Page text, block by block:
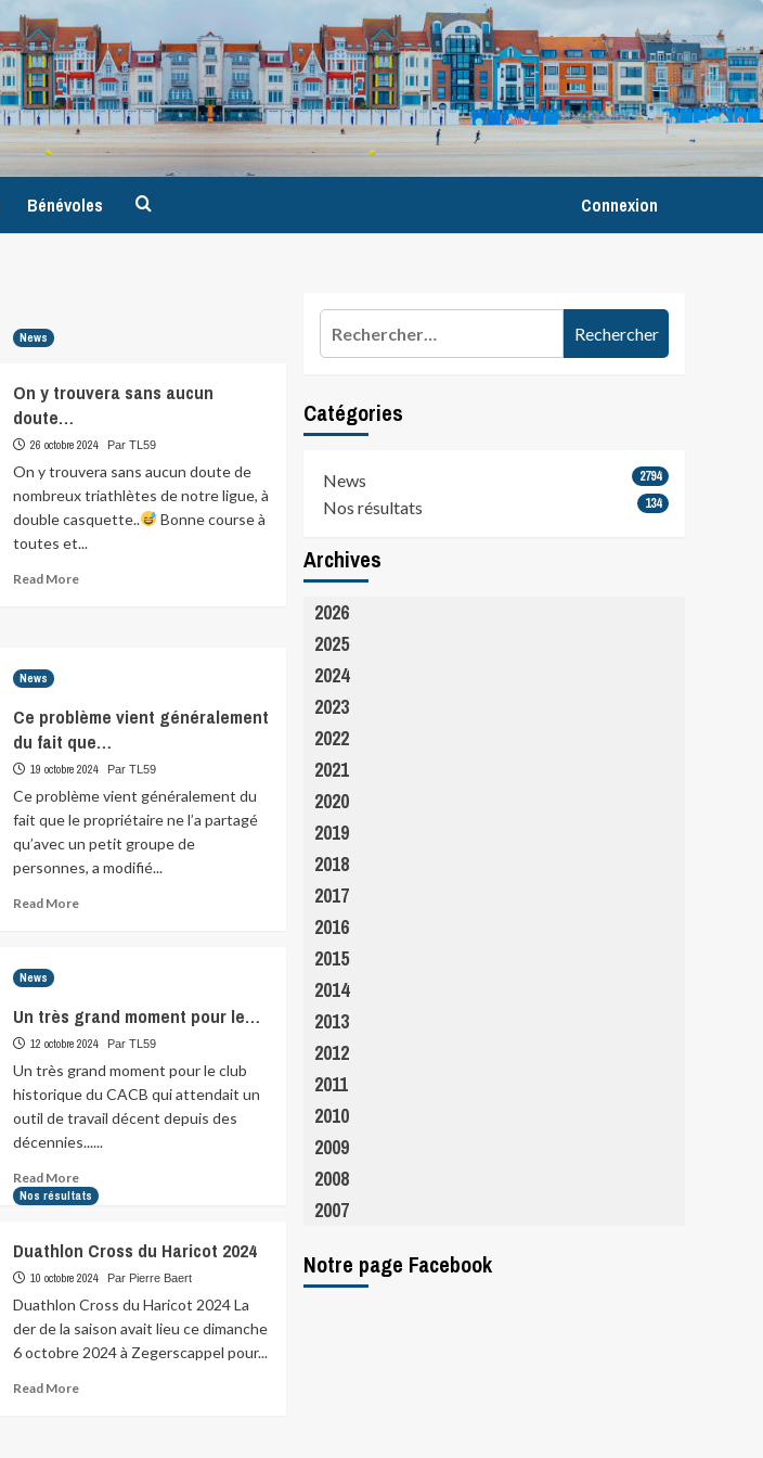
Bénévoles Connexion
News
On y trouvera sans aucun
doute…
26 octobre 2024 Par TL59
On y trouvera sans aucun doute de
nombreux triathlètes de notre ligue, à
double casquette..
Bonne course à
toutes et...
Read MoreRead
aucun
doute…
News
Ce problème vient généralement
du fait que…
19 octobre 2024 Par TL59
Ce problème vient généralement du
fait que le propriétaire ne l’a partagé
qu’avec un petit groupe de
personnes, a modifié...
Read MoreRead
généralement
du
News
Un très grand moment pour le…
12 octobre 2024 Par TL59
Un très grand moment pour le club
historique du CACB qui attendait un
outil de travail décent depuis des
décennies......
Read MoreRead
more
très
grand
moment
le…
Nos résultats
Duathlon Cross du Haricot 2024
10 octobre 2024 Par Pierre Baert
Duathlon Cross du Haricot 2024 La
der de la saison avait lieu ce dimanche
6 octobre 2024 à Zegerscappel pour...
Read MoreRead
Catégories
News 2794
Nos résultats 134
Archives
2026
2025
2024
2023
2022
2021
2020
2019
2018
2017
2016
2015
2014
2013
2012
2011
2010
2009
2008
2007
Notre page Facebook